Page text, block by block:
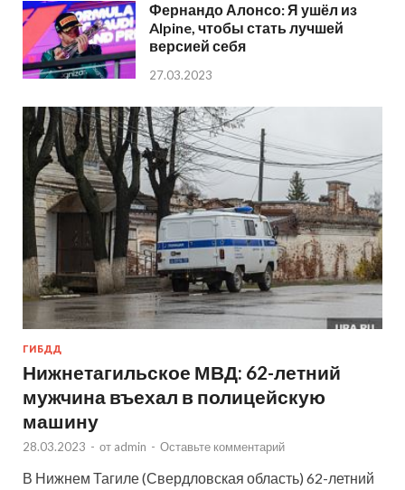
Фернандо Алонсо: Я ушёл из
Alpine, чтобы стать лучшей
версией себя
27.03.2023
ГИБДД
Нижнетагильское МВД: 62-летний
мужчина въехал в полицейскую
машину
28.03.2023 - от admin - Оставьте комментарий
В Нижнем Тагиле (Свердловская область) 62-летний